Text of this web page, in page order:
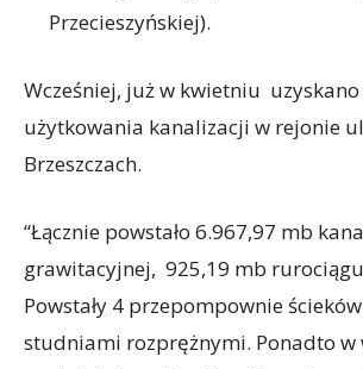
Przecieszyńskiej).
Wcześniej, już w kwietniu
użytkowania kanalizacji w rejonie
Brzeszczach.
“Łącznie powstało 6.967,97 mb
grawitacyjnej, 925,19 mb rurociągu
Powstały 4 przepompownie
studniami rozprężnymi. Ponadto w